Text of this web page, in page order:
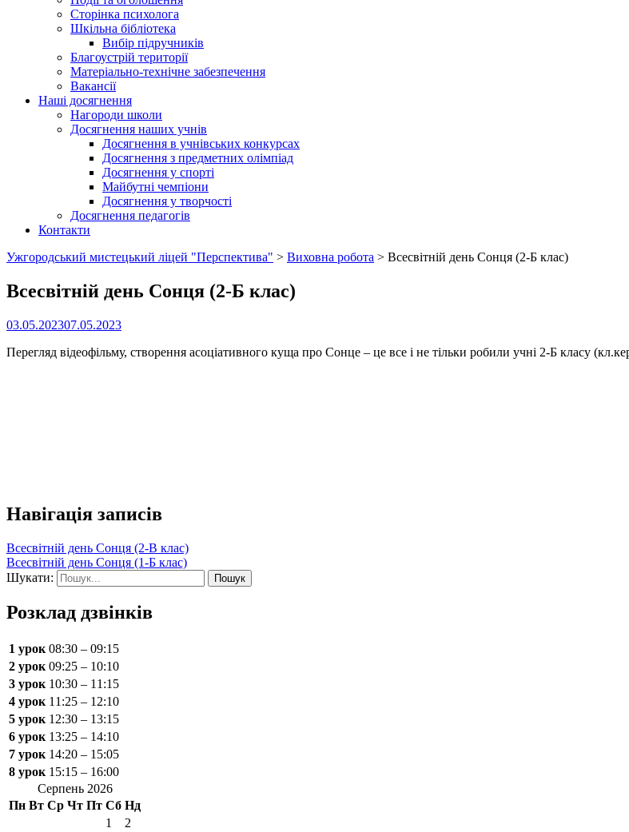
Сторінка психолога
Шкільна бібліотека
Вибір підручників
Благоустрій території
Матеріально-технічне забезпечення
Вакансії
Наші досягнення
Нагороди школи
Досягнення наших учнів
Досягнення в учнівських конкурсах
Досягнення з предметних олімпіад
Досягнення у спорті
Майбутні чемпіони
Досягнення у творчості
Досягнення педагогів
Контакти
Ужгородський мистецький ліцей "Перспектива" > Виховна робота > Всесвітній день Сонця (2-Б клас)
Всесвітній день Сонця (2-Б клас)
03.05.202307.05.2023
Перегляд відеофільму, створення асоціативного куща про Сонце – це все і не тільки робили учні 2-Б класу
Навігація записів
Всесвітній день Сонця (2-В клас)
Всесвітній день Сонця (1-Б клас)
Шукати:
Розклад дзвінків
1 урок 08:30 – 09:15
2 урок 09:25 – 10:10
3 урок 10:30 – 11:15
4 урок 11:25 – 12:10
5 урок 12:30 – 13:15
6 урок 13:25 – 14:10
7 урок 14:20 – 15:05
8 урок 15:15 – 16:00
Серпень 2026
Пн Вт Ср Чт Пт Сб Нд
1
2